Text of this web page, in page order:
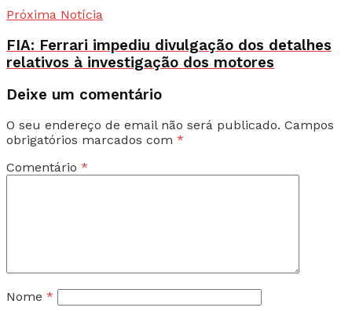
Próxima Notícia
FIA: Ferrari impediu divulgação dos detalhes
relativos à investigação dos motores
Deixe um comentário
O seu endereço de email não será publicado. Campos
obrigatórios marcados com *
Comentário *
Nome *